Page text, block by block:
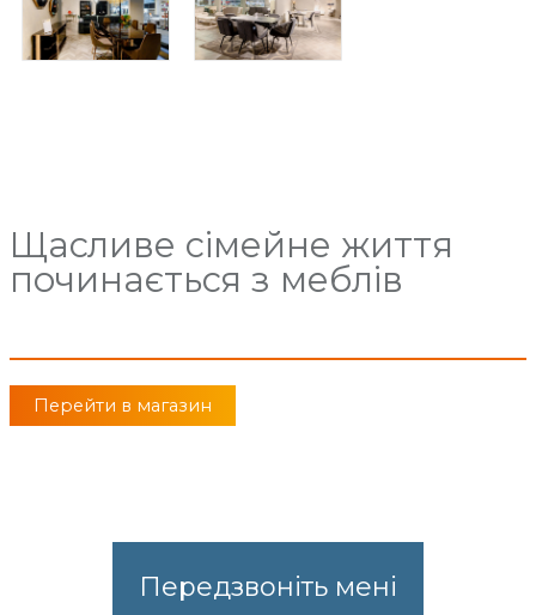
Щасливе сімейне життя
починається з меблів
Перейти в магазин
Передзвоніть мені